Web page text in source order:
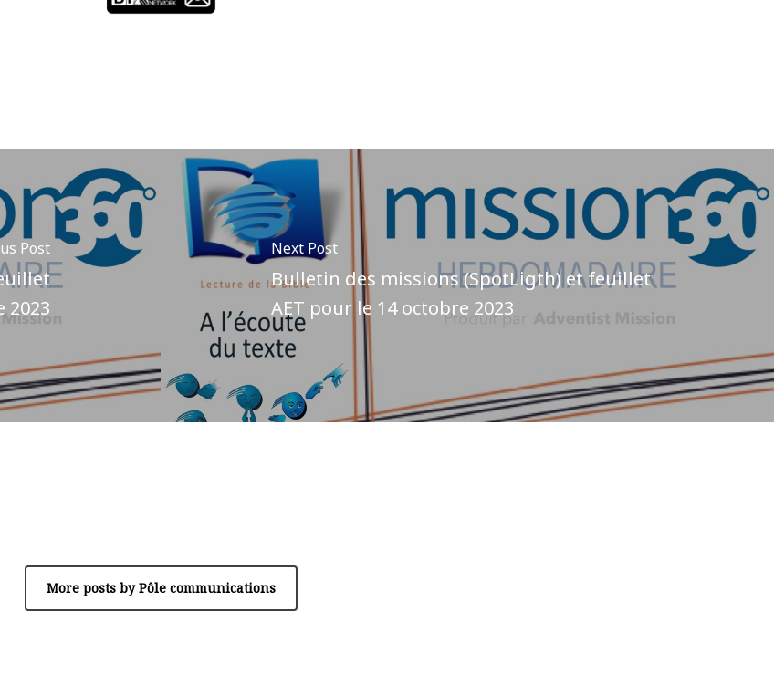
Post
2023
Next Post
Bulletin des missions (SpotLigth) et feuillet
AET pour le 14 octobre 2023
More posts by Pôle communications